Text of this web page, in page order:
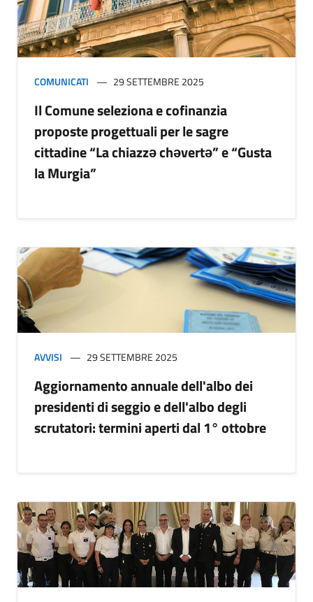
COMUNICATI 29 SETTEMBRE 2025
Il Comune seleziona e cofinanzia
proposte progettuali per le sagre
cittadine “La chiazzə chəvertə” e “Gusta
la Murgia”
AVVISI 29 SETTEMBRE 2025
Aggiornamento annuale dell'albo dei
presidenti di seggio e dell'albo degli
scrutatori: termini aperti dal 1° ottobre